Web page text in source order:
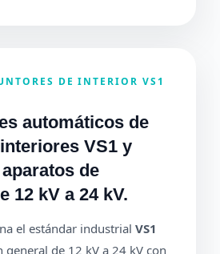
DE INTERIOR VS1
automáticos de
VS1 y
de
12 kV a 24 kV.
el estándar industrialVS1
de 12 kV a 24 kV con